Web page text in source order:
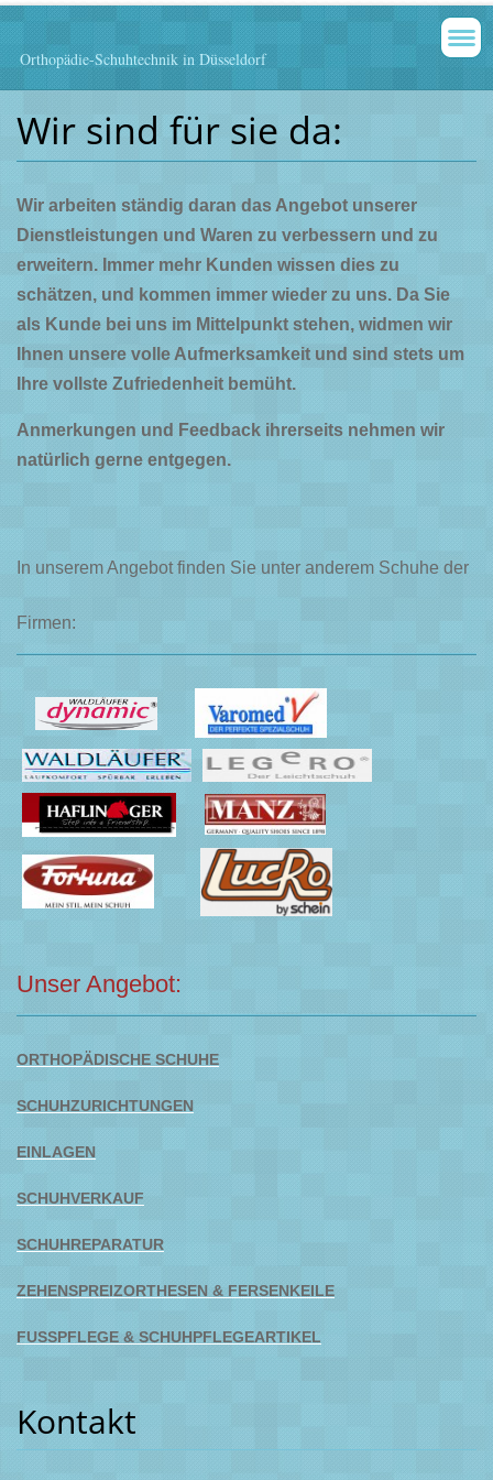
Orthopädie-Schuhtechnik in Düsseldorf
Wir sind für sie da:
Wir arbeiten ständig daran das Angebot unserer
Dienstleistungen und Waren zu verbessern und zu
erweitern. Immer mehr Kunden wissen dies zu
schätzen, und kommen immer wieder zu uns. Da Sie
als Kunde bei uns im Mittelpunkt stehen, widmen wir
Ihnen unsere volle Aufmerksamkeit und sind stets um
Ihre vollste Zufriedenheit bemüht.
Anmerkungen und Feedback ihrerseits nehmen wir
natürlich gerne entgegen.
In unserem Angebot finden Sie unter anderem Schuhe der
Firmen:
Unser Angebot:
ORTHOPÄDISCHE SCHUHE
SCHUHZURICHTUNGEN
EINLAGEN
SCHUHVERKAUF
SCHUHREPARATUR
ZEHENSPREIZORTHESEN & FERSENKEILE
FUSSPFLEGE& SCHUHPFLEGEARTIKEL
Kontakt